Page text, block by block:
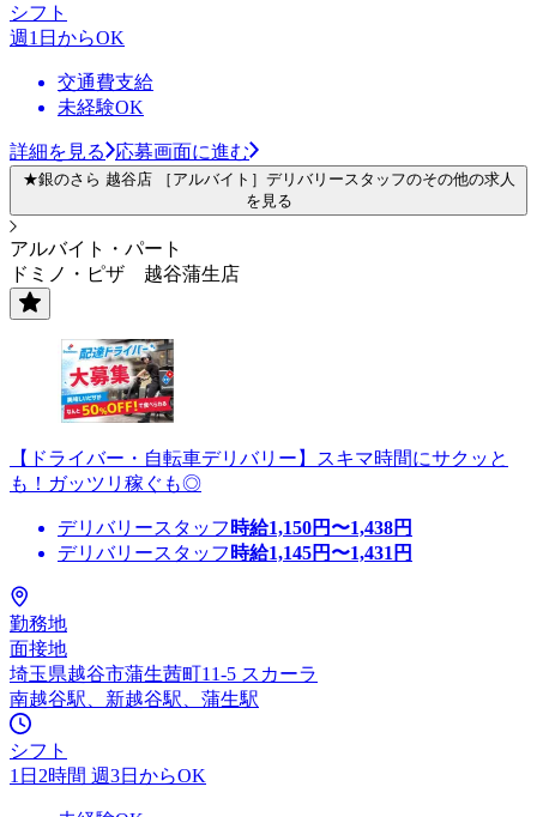
シフト
週1日からOK
交通費支給
未経験OK
詳細を見る 応募画面に進む
★銀のさら 越谷店 ［アルバイト］デリバリースタッフのその他の求人
を見る
アルバイト・パート
ドミノ・ピザ 越谷蒲生店
【ドライバー・自転車デリバリー】スキマ時間にサクッと
も！ガッツリ稼ぐも◎
デリバリースタッフ 時給1,150円〜1,438円
デリバリースタッフ 時給1,145円〜1,431 円
勤務地
面接地
埼玉県越谷市蒲生茜町11-5 スカーラ
南越谷駅、新越谷駅、蒲生駅
シフト
1日2時間 週3日からOK